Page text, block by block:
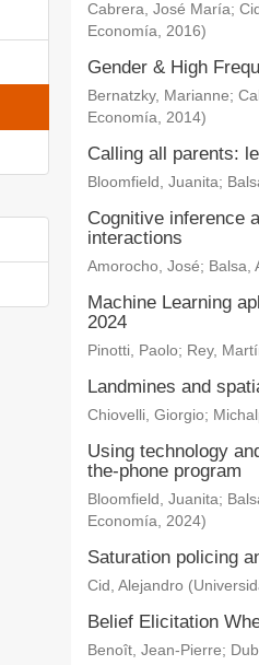
Cabrera, José María;
Economía, 2016)
Gender & High
Bernatzky, Marianne;
Economía, 2014)
Calling all parents:
Bloomfield, Juanita;
Cognitive inference
interactions
Amorocho, José; Balsa,
Machine Learning
2024
Pinotti, Paolo; Rey,
Landmines and
Chiovelli, Giorgio;
Using technology
the-phone program
Bloomfield, Juanita;
Economía, 2024)
Saturation policing
Cid, Alejandro (
Belief Elicitation
Benoît, Jean-Pierre;